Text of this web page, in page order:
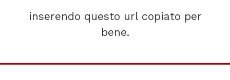
inserendo questo url copiato per
bene.